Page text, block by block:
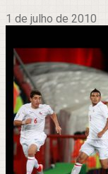
1 de julho de 2010